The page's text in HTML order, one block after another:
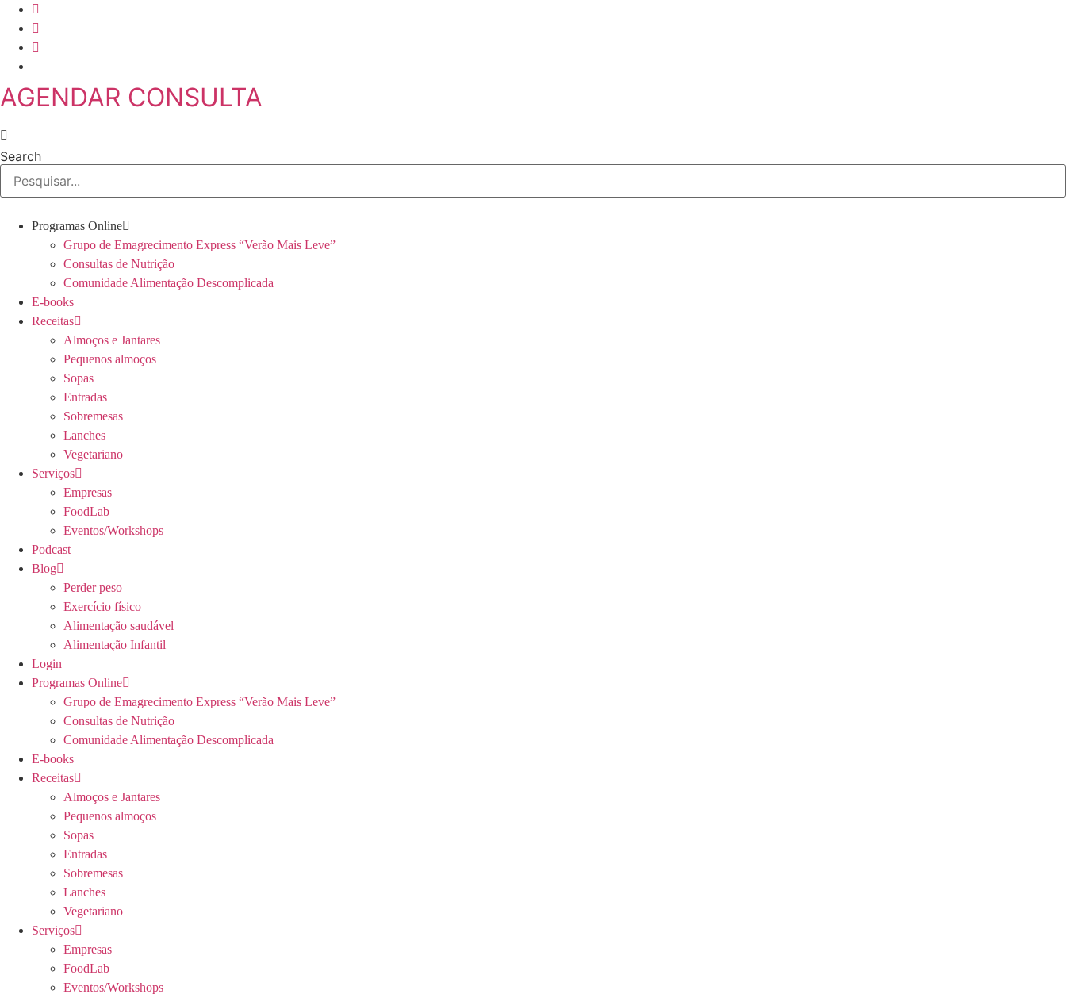
Skip
content
AGENDAR CONSULTA
Search
Programas Online
Grupo de Emagrecimento Express “Verão Mais Leve”
Consultas de Nutrição
Comunidade Alimentação Descomplicada
E-books
Receitas
Almoços e Jantares
Pequenos almoços
Sopas
Entradas
Sobremesas
Lanches
Vegetariano
Serviços
Empresas
FoodLab
Eventos/Workshops
Podcast
Blog
Perder peso
Exercício físico
Alimentação saudável
Alimentação Infantil
Login
Programas Online
Grupo de Emagrecimento Express “Verão Mais Leve”
Consultas de Nutrição
Comunidade Alimentação Descomplicada
E-books
Receitas
Almoços e Jantares
Pequenos almoços
Sopas
Entradas
Sobremesas
Lanches
Vegetariano
Serviços
Empresas
FoodLab
Eventos/Workshops